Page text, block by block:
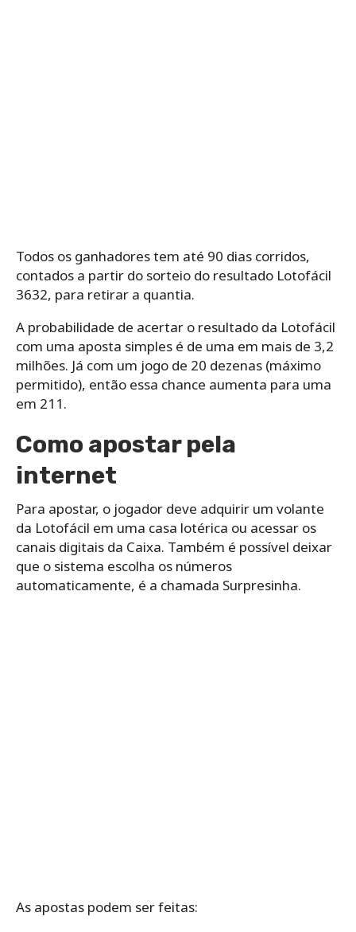
Todos os ganhadores tem até 90 dias corridos,
contados a partir do sorteio do resultado Lotofácil
3632, para retirar a quantia.
A probabilidade de acertar o resultado da Lotofácil
com uma aposta simples é de uma em mais de 3,2
milhões. Já com um jogo de 20 dezenas (máximo
permitido), então essa chance aumenta para uma
em 211.
Como apostar pela
internet
Para apostar, o jogador deve adquirir um volante
da Lotofácil em uma casa lotérica ou acessar os
canais digitais da Caixa. Também é possível deixar
que o sistema escolha os números
automaticamente, é a chamada Surpresinha.
As apostas podem ser feitas: